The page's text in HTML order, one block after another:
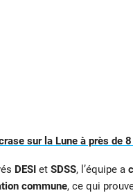
sur la Lune à près de
DESIet SDSS, l’équipe a
commune, ce qui